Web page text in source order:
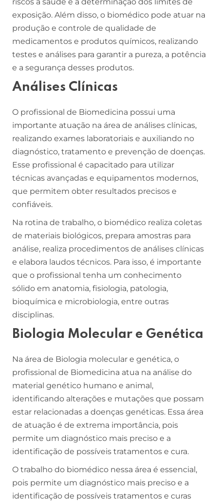
exposição. Além disso, o biomédico pode atuar na
produção e controle de qualidade de
medicamentos e produtos químicos, realizando
testes e análises para garantir a pureza, a potência
e a segurança desses produtos.
Análises Clínicas
O profissional de Biomedicina possui uma
importante atuação na área de análises clínicas,
realizando exames laboratoriais e auxiliando no
diagnóstico, tratamento e prevenção de doenças.
Esse profissional é capacitado para utilizar
técnicas avançadas e equipamentos modernos,
que permitem obter resultados precisos e
confiáveis.
Na rotina de trabalho, o biomédico realiza coletas
de materiais biológicos, prepara amostras para
análise, realiza procedimentos de análises clínicas
e elabora laudos técnicos. Para isso, é importante
que o profissional tenha um conhecimento
sólido em anatomia, fisiologia, patologia,
bioquímica e microbiologia, entre outras
disciplinas.
Biologia Molecular e Genética
Na área de Biologia molecular e genética, o
profissional de Biomedicina atua na análise do
material genético humano e animal,
identificando alterações e mutações que possam
estar relacionadas a doenças genéticas. Essa área
de atuação é de extrema importância, pois
permite um diagnóstico mais preciso e a
identificação de possíveis tratamentos e cura.
O trabalho do biomédico nessa área é essencial,
pois permite um diagnóstico mais preciso e a
identificação de possíveis tratamentos e curas